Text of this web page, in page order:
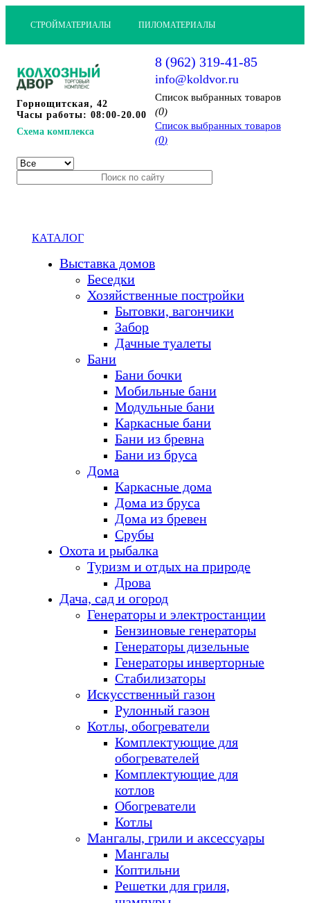
СТРОЙМАТЕРИАЛЫ ПИЛОМАТЕРИАЛЫ
Горнощитская, 42
Часы работы: 08:00-20.00
Схема комплекса
8 (962) 319-41-85
info@koldvor.ru
Cписок выбранных товаров
(0)
Cписок выбранных товаров
(0)
КАТАЛОГ
Выставка домов
Беседки
Хозяйственные постройки
Бытовки, вагончики
Забор
Дачные туалеты
Бани
Бани бочки
Мобильные бани
Модульные бани
Каркасные бани
Бани из бревна
Бани из бруса
Дома
Каркасные дома
Дома из бруса
Дома из бревен
Срубы
Охота и рыбалка
Туризм и отдых на природе
Дрова
Дача, сад и огород
Генераторы и электростанции
Бензиновые генераторы
Генераторы дизельные
Генераторы инверторные
Стабилизаторы
Искусственный газон
Рулонный газон
Котлы, обогреватели
Комплектующие для
обогревателей
Комплектующие для
котлов
Обогреватели
Котлы
Мангалы, грили и аксессуары
Мангалы
Коптильни
Решетки для гриля,